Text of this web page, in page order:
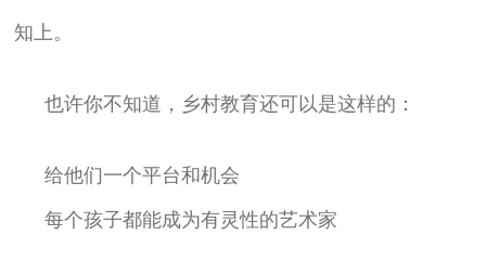
知上。
也许你不知道，乡村教育还可以是这样的：
给他们一个平台和机会
每个孩子都能成为有灵性的艺术家